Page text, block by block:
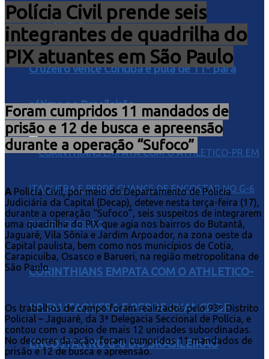
Cruzeiro vence Coritiba e pula de 11º para
sétimo no Brasileirão
CORINTHIANS EMPATA COM O ATHLETICO-
PR EM ITAQUERA E PERDE CHANCE DE
ENCOSTAR NO G-6 DO BRASILEIRÃO
Polícia Civil prende seis
integrantes de quadrilha do
PIX atuantes em São Paulo
Foram cumpridos 11 mandados de
prisão e 12 de busca e apreensão
durante a operação “Sufoco”
A Polícia Civil, por meio do Departamento de Polícia
Judiciária da Capital (Decap), deteve nesta terça-feira (17),
durante a operação “Sufoco”, seis suspeitos de integrarem
uma quadrilha do PIX que agia nos bairros do Butantã,
Jaguaré, Vila Sônia e Jardim Arpoador, na zona oeste da
Capital paulista, bem como nos municípios de Cotia,
Carapicuíba, Osasco e Barueri, na região metropolitana de
São Paulo.
Os trabalhos de campo foram realizados pelo 93º Distrito
Policial – Jaguaré, da 3ª Delegacia Seccional de Polícia, e
contou com o apoio de mais 12 unidades subordinadas.
No decorrer da ação, foram cumpridos 11 mandados de
prisão e 12 de busca e apreensão.